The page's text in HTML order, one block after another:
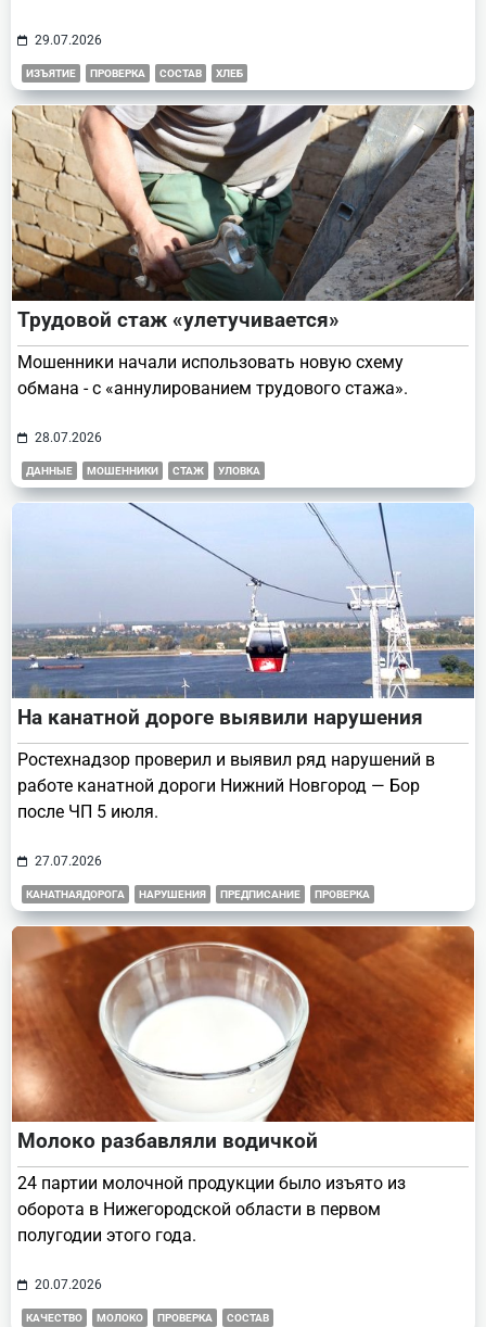
29.07.2026
ИЗЪЯТИЕ ПРОВЕРКА СОСТАВ ХЛЕБ
Трудовой стаж «улетучивается»
Мошенники начали использовать новую схему
обмана - с «аннулированием трудового стажа».
28.07.2026
ДАННЫЕ МОШЕННИКИ СТАЖ УЛОВКА
На канатной дороге выявили нарушения
Ростехнадзор проверил и выявил ряд нарушений в
работе канатной дороги Нижний Новгород — Бор
после ЧП 5 июля.
27.07.2026
КАНАТНАЯДОРОГА НАРУШЕНИЯ ПРЕДПИСАНИЕ ПРОВЕРКА
Молоко разбавляли водичкой
24 партии молочной продукции было изъято из
оборота в Нижегородской области в первом
полугодии этого года.
20.07.2026
КАЧЕСТВО МОЛОКО ПРОВЕРКА СОСТАВ